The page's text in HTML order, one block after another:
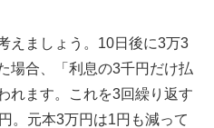
えましょう。10日後に3万3
場合、「利息の3千円だけ払
れます。これを3回繰り返す
。元本3万円は1円も減って